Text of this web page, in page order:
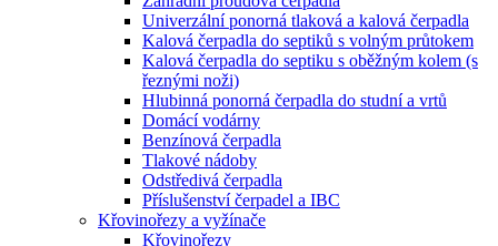
Univerzální ponorná tlaková a kalová čerpadla
Kalová čerpadla do septiků s volným průtokem
Kalová čerpadla do septiku s oběžným kolem (s
řeznými noži)
Hlubinná ponorná čerpadla do studní a vrtů
Domácí vodárny
Benzínová čerpadla
Tlakové nádoby
Odstředivá čerpadla
Příslušenství čerpadel a IBC
Křovinořezy a vyžínače
Křovinořezy